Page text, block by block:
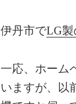
伊丹市でLG
一応、ホーム
いますが、以